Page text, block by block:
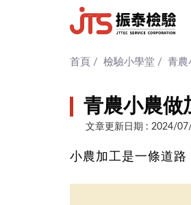
首頁 / 檢驗小學堂 / 青農
青農小農做
文章更新日期 : 2024/
小農加工是一條道路